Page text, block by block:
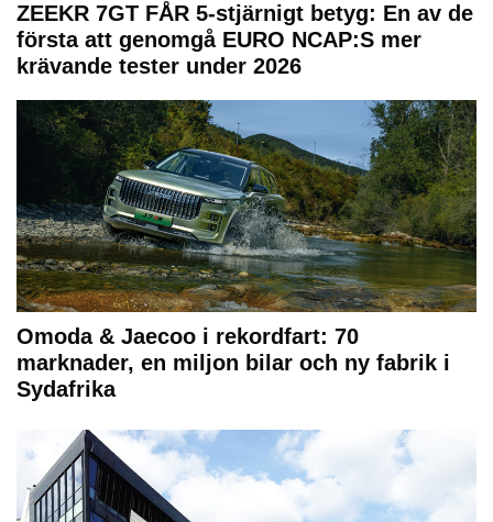
ZEEKR 7GT FÅR 5-stjärnigt betyg: En av de
första att genomgå EURO NCAP:S mer
krävande tester under 2026
Omoda & Jaecoo i rekordfart: 70
marknader, en miljon bilar och ny fabrik i
Sydafrika